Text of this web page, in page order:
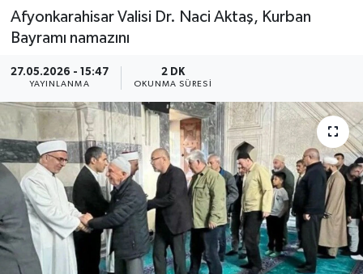
Afyonkarahisar Valisi Dr. Naci Aktaş, Kurban
Bayramı namazını
27.05.2026 - 15:47
YAYINLANMA
2 DK
OKUNMA SÜRESI
Haber Arşivi